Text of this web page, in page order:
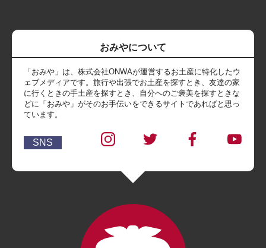
おみやについて
「おみや」は、株式会社ONWAが運営するお土産に特化したウ
ェブメディアです。旅行や出張でお土産を探すとき、友達の家
に行くときの手土産を探すとき、自分へのご褒美を探すときな
どに「おみや」がそのお手伝いをできるサイトであればと思っ
ています。
SNS